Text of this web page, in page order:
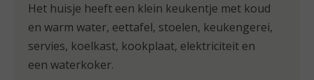
Het huisje heeft een klein keukentje met koud
en warm water, eettafel, stoelen, keukengerei,
servies, koelkast, kookplaat, elektriciteit en
een waterkoker.